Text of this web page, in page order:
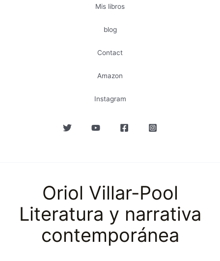
Mis libros
blog
Contact
Amazon
Instagram
Oriol Villar-Pool
Literatura y narrativa
contemporánea